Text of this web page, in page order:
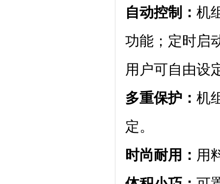
自动控制： 机
功能；定时启
用户可自由设
多重保护： 机
定。
时尚耐用： 用